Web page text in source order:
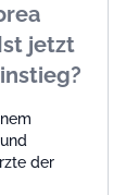
jetzt
der